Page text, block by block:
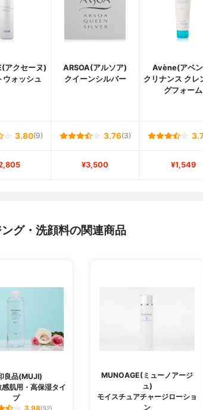
アクセーヌ)
ウォッシュ
ARSOA(アルソア)
クイーンシルバー
Avène(アベ
クリナンス クレ
グフォーム
3.80(9) 3.76(3)
¥3,500 ¥1,549
グ・洗顔料の関連商品
良品(MUJI)
肌用・高保湿タイ
プ
3.98
MUNOAGE(ミューノアージ
ュ)
モイスチュアチャージローショ
ン